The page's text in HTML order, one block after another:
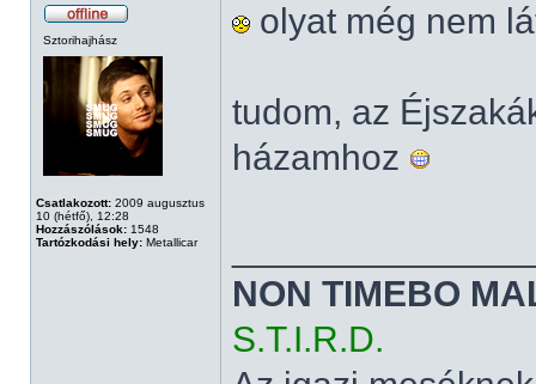
Sztorihajhász
Csatlakozott: 2009 augusztus
10 (hétfő), 12:28
Hozzászólások: 1548
Tartózkodási hely: Metallicar
olyat még nem
tudom, az
házamhoz
NON TIMEBO
S.T.I.R.D.